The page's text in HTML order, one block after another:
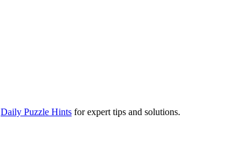
Daily Puzzle Hints for expert tips and solutions.